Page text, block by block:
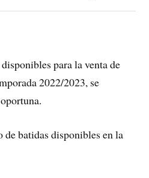
para la venta de
2022/2023, se
de batidas disponibles en la